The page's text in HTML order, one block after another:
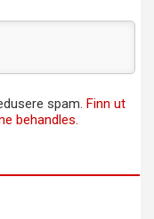
spam. Finn ut
behandles.